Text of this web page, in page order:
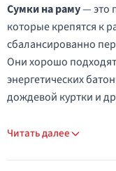
Сумки на раму— это
которые крепятся к
сбалансированно
Они хорошо
энергетических
дождевой куртки и
Читать далее